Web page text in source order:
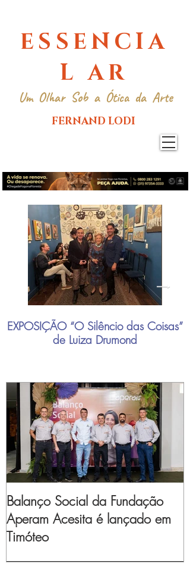
ESSENCIA
L AR
Um Olhar Sob a Ótica da Arte
FERNAND LODI
EXPOSIÇÃO “O Silêncio das Coisas”
de Luiza Drumond
Balanço Social da Fundação
Aperam Acesita é lançado em
Timóteo